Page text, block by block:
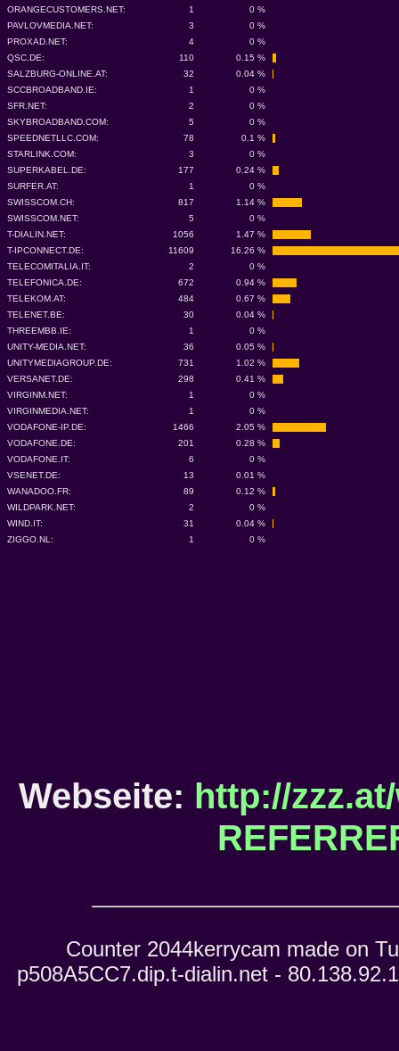
ORANGECUSTOMERS.NET: 1
0 %
PAVLOVMEDIA.NET:
3
0 %
PROXAD.NET:
4
0 %
QSC.DE:
110
0.15 %
SALZBURG-ONLINE.AT:
32
0.04 %
SCCBROADBAND.IE:
1
0 %
SFR.NET:
2
0 %
SKYBROADBAND.COM:
5
0 %
SPEEDNETLLC.COM:
78
0.1 %
STARLINK.COM:
3
0 %
SUPERKABEL.DE:
177
0.24 %
SURFER.AT:
1
0 %
SWISSCOM.CH:
817
1.14 %
SWISSCOM.NET:
5
0 %
T-DIALIN.NET:
1056
1.47 %
T-IPCONNECT.DE:
11609
16.26 %
TELECOMITALIA.IT:
2
0 %
TELEFONICA.DE:
672
0.94 %
TELEKOM.AT:
484
0.67 %
TELENET.BE:
30
0.04 %
THREEMBB.IE:
1
0 %
UNITY-MEDIA.NET:
36
0.05 %
UNITYMEDIAGROUP.DE:
731
1.02 %
VERSANET.DE:
298
0.41 %
VIRGINM.NET:
1
0 %
VIRGINMEDIA.NET:
1
0 %
VODAFONE-IP.DE:
1466
2.05 %
VODAFONE.DE:
201
0.28 %
VODAFONE.IT:
6
0 %
VSENET.DE:
13
0.01 %
WANADOO.FR:
89
0.12 %
WILDPARK.NET:
2
0 %
WIND.IT:
31
0.04 %
ZIGGO.NL:
1 0 %
Webseite: http://
Counter 2044kerrycam made on
p508A5CC7.dip.t-dialin.net -